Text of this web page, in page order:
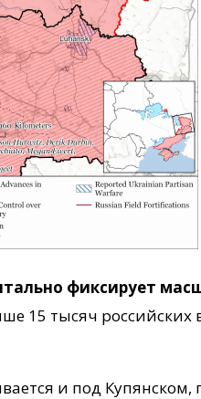
фиксирует
15 тысяч
и под